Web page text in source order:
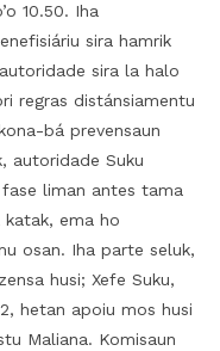
10.50. Iha
sira hamrik
sira la halo
regras distánsiamentu
bá prevensaun
autoridade Suku
liman antes tama
ema ho
osan. Iha parte seluk,
husi; Xefe Suku,
hetan apoiu mos husi
Maliana. Komisaun